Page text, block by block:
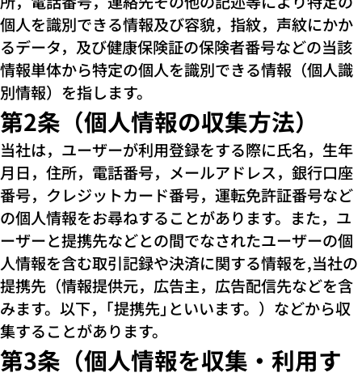
個人を識別できる情報及び容貌，指紋，声紋にかか
るデータ，及び健康保険証の保険者番号などの当該
情報単体から特定の個人を識別できる情報（個人識
別情報）を指します。
第2条（個人情報の収集方法）
当社は，ユーザーが利用登録をする際に氏名，生年
月日，住所，電話番号，メールアドレス，銀行口座
番号，クレジットカード番号，運転免許証番号など
の個人情報をお尋ねすることがあります。また，ユ
ーザーと提携先などとの間でなされたユーザーの個
人情報を含む取引記録や決済に関する情報を,当社の
提携先（情報提供元，広告主，広告配信先などを含
みます。以下，｢提携先｣といいます。）などから収
集することがあります。
第3条（個人情報を収集・利用す